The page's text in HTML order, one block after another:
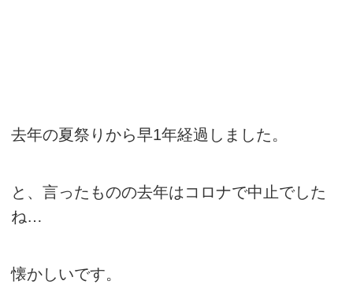
去年の夏祭りから早1年経過しました。
と、言ったものの去年はコロナで中止でした
ね…
懐かしいです。